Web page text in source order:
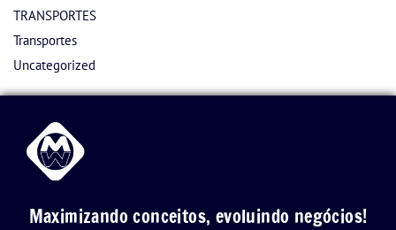
TRANSPORTES
Transportes
Uncategorized
Maximizando conceitos, evoluindo negócios!